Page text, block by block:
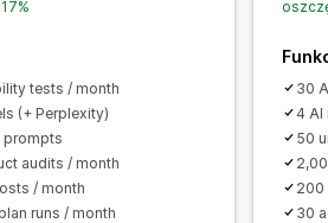
tests / month
(+ Perplexity)
prompts
audits / month
/ month
runs / month
30
4 AI
50
200
30